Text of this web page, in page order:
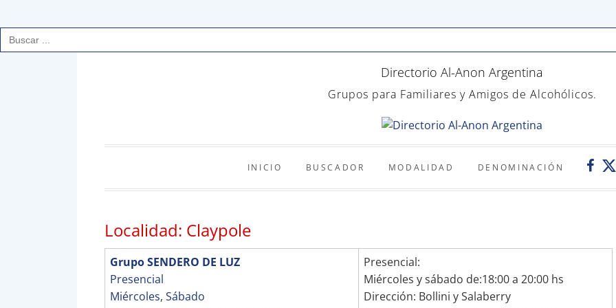
Buscar:
Directorio Al-Anon Argentina
Grupos para Familiares y Amigos de Alcohólicos.
INICIO BUSCADOR MODALIDAD DENOMINACIÓN
Localidad: Claypole
Grupo SENDERO DE LUZ
Presencial
Miércoles, Sábado
Presencial:
Miércoles y sábado de:18:00 a 20:00 hs
Dirección: Bollini y Salaberry